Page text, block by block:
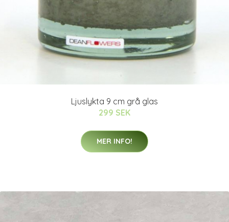
Ljuslykta 9 cm grå glas
299 SEK
MER INFO!